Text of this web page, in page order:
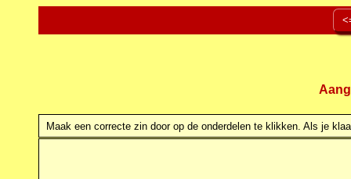
Maak een correcte zin door op de onderdelen te klikken. Als je